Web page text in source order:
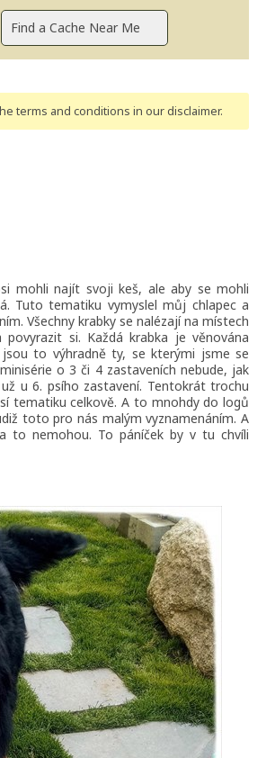
terms and conditions in our disclaimer.
mohli najít svoji keš, ale aby se mohli
Tuto tematiku vymyslel můj chlapec a
Všechny krabky se nalézají na místech
si. Každá krabka je věnována
to výhradně ty, se kterými jsme se
o 3 či 4 zastaveních nebude, jak
u 6. psího zastavení. Tentokrát trochu
tematiku celkově. A to mnohdy do logů
toto pro nás malým vyznamenáním. A
to nemohou. To páníček by v tu chvíli